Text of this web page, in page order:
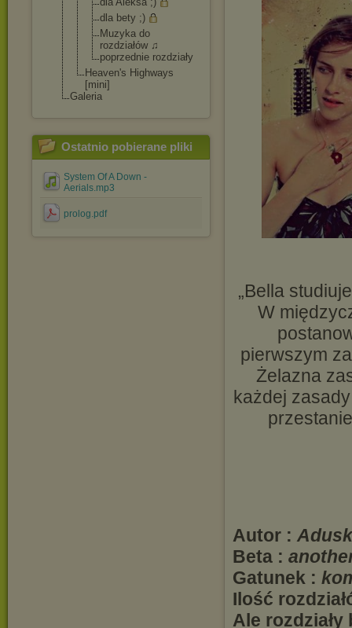
dla bety ;)
Muzyka do
rozdziałów ♫
poprzednie rozdziały
Heaven's Highways
[mini]
Galeria
Ostatnio pobierane pliki
System Of A Down -
Aerials.mp3
prolog.pdf
„Bella
W
pierwszym
Żelazna
każdej
Autor :
Beta :
Gatunek :
Ilość
Ale